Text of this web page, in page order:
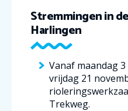
Stremmingen in
Harlingen
Vanaf maandag
vrijdag 21
Trekweg.